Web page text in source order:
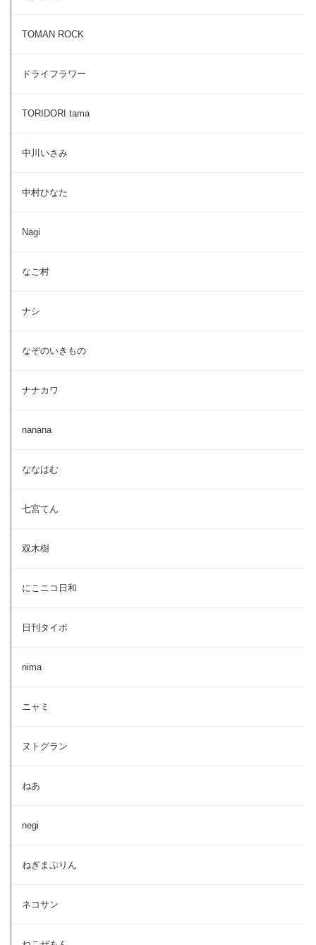
TOMAN ROCK
ドライフラワー
TORIDORI tama
中川いさみ
中村ひなた
Nagi
なご村
ナシ
なぞのいきもの
ナナカワ
nanana
ななはむ
七宮てん
双木樹
にこニコ日和
日刊タイポ
nima
ニャミ
ヌトグラン
ねあ
negi
ねぎまぷりん
ネコサン